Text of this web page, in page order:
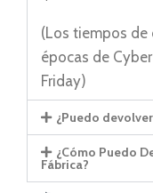
(Los tiempos de
épocas de
Friday)
¿Puedo
¿Cómo Puedo
Fábrica?